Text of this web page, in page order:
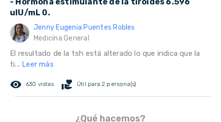
- Hormona estimulante de la tiroides 6.596
uIU/mL 0.
Jenny Eugenia Puentes Robles
Medicina General
El resultado de la tsh está alterado lo que indica que la
ti... Leer más
remove_red_eye 630 vistas volunteer_activism Útil para 2 persona(s)
¿Qué hacemos?